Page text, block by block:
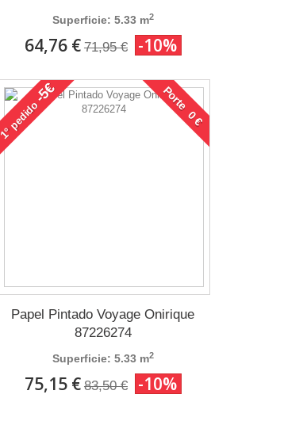
Superficie: 5.33 m2
64,76 € 71,95 € -10%
1°
pedido
-5€ Porte 0 €
Papel Pintado Voyage Onirique
87226274
Superficie: 5.33 m2
75,15 € 83,50 € -10%